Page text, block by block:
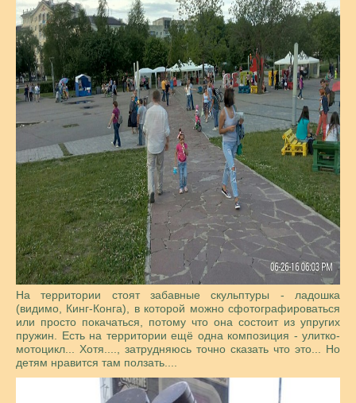
На территории стоят забавные скульптуры - ладошка
(видимо, Кинг-Конга), в которой можно сфотографироваться
или просто покачаться, потому что она состоит из упругих
пружин. Есть на территории ещё одна композиция - улитко-
мотоцикл... Хотя...., затрудняюсь точно сказать что это... Но
детям нравится там ползать....